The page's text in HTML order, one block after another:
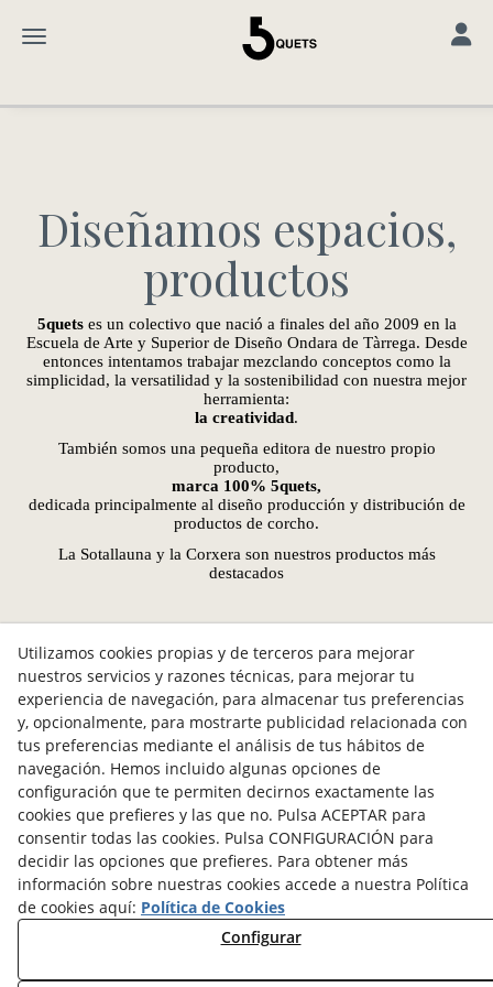
Toggle navigation
Diseñamos espacios,
productos
5quetses un colectivo que nació a finales del año 2009 en la
Escuela de Arte y Superior de Diseño Ondara de Tàrrega. Desde
entonces intentamos trabajar mezclando conceptos como la
simplicidad, la versatilidad y la sostenibilidad con nuestra mejor
herramienta:
la creatividad.
También somos una pequeña editora de nuestro propio
producto,
marca 100% 5quets,
dedicada principalmente al diseño producción y distribución de
productos de corcho.
La Sotallauna y la Corxera son nuestros productos más
destacados
5quets
645 53 03 03
C/Vilanova, 5 | 25300 TÀRREGA
5quets@5quets.cat
Aviso Legal
Declaración de accesibilidad
Política Cookies
Utilizamos cookies propias y de terceros para mejorar
nuestros servicios y razones técnicas, para mejorar tu
experiencia de navegación, para almacenar tus preferencias
y, opcionalmente, para mostrarte publicidad relacionada con
tus preferencias mediante el análisis de tus hábitos de
navegación. Hemos incluido algunas opciones de
configuración que te permiten decirnos exactamente las
cookies que prefieres y las que no. Pulsa ACEPTAR para
consentir todas las cookies. Pulsa CONFIGURACIÓN para
decidir las opciones que prefieres. Para obtener más
información sobre nuestras cookies accede a nuestra Política
de cookies aquí: Política de Cookies
Configurar